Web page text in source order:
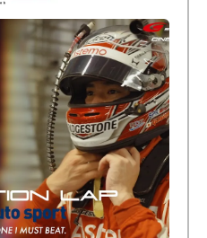
小林利徠斗 × 野村勇斗
by auto sport】
2